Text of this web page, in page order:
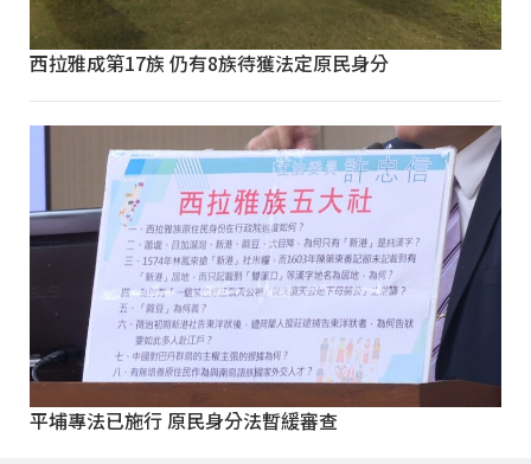
西拉雅成第17族 仍有8族待獲法定原民身分
平埔專法已施行 原民身分法暫緩審查